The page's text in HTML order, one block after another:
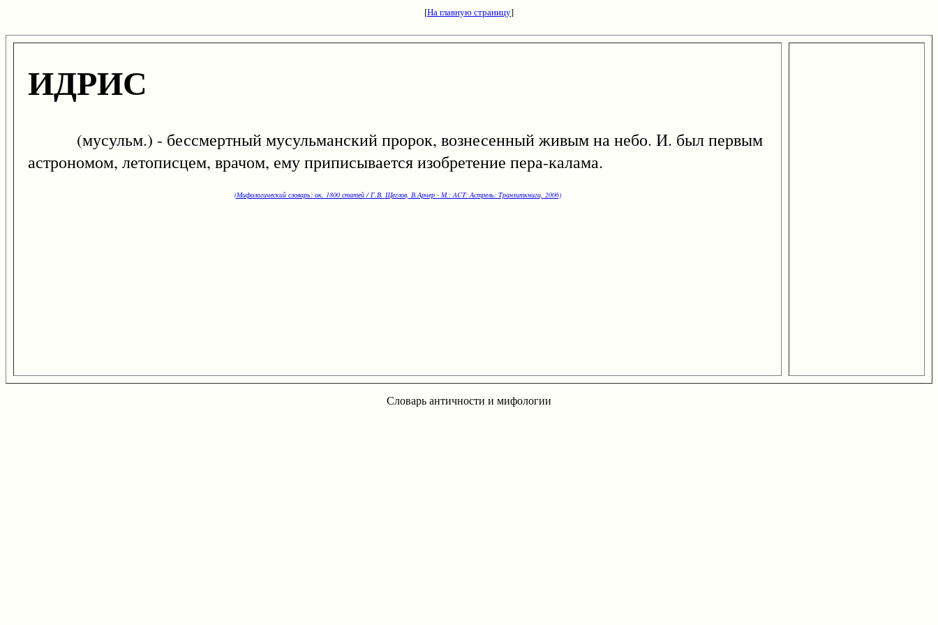
[На главную страницу]
ИДРИС
(мусульм.) - бессмертный мусульманский пророк, вознесенный живым на небо. И. был первым
астрономом, летописцем, врачом, ему приписывается изобретение пера-калама.
(Мифологический словарь: ок. 1800 статей / Г.В. Щеглов, В.Арчер - М.: ACT: Астрель: Транзиткнига, 2006)
Словарь античности и мифологии